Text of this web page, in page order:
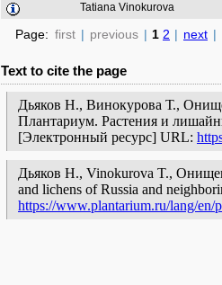
Tatiana Vinokurova
Page: first | previous | 1 2 | next |
Text to cite the page
Дьяков Н., Винокурова Т.,
Плантариум. Растения и
[Электронный ресурс] URL:
Дьяков Н., Vinokurova T.,
and lichens of Russia and
https://www.plantarium.ru/lang/en/